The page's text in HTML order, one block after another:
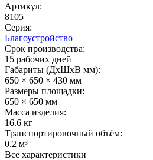
Артикул:
8105
Серия:
Благоустройство
Срок производства:
15 рабочих дней
Габариты (ДхШxВ мм):
650 × 650 × 430 мм
Размеры площадки:
650 × 650 мм
Масса изделия:
16.6 кг
Транспортировочный объём:
0.2 м³
Все характеристики